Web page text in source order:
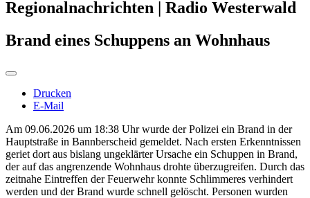
Regionalnachrichten | Radio Westerwald
Brand eines Schuppens an Wohnhaus
Drucken
E-Mail
Am 09.06.2026 um 18:38 Uhr wurde der Polizei ein Brand in der
Hauptstraße in Bannberscheid gemeldet. Nach ersten Erkenntnissen
geriet dort aus bislang ungeklärter Ursache ein Schuppen in Brand,
der auf das angrenzende Wohnhaus drohte überzugreifen. Durch das
zeitnahe Eintreffen der Feuerwehr konnte Schlimmeres verhindert
werden und der Brand wurde schnell gelöscht. Personen wurden